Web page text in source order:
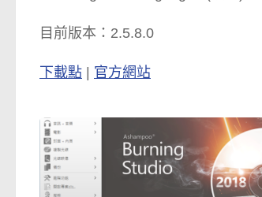
目前版本：2.5.8.0
下載點 官方網站